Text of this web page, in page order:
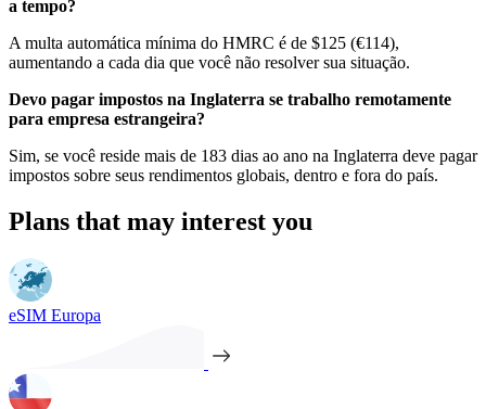
a tempo?
A multa automática mínima do HMRC é de $125 (€114),
aumentando a cada dia que você não resolver sua situação.
Devo pagar impostos na Inglaterra se trabalho remotamente
para empresa estrangeira?
Sim, se você reside mais de 183 dias ao ano na Inglaterra deve pagar
impostos sobre seus rendimentos globais, dentro e fora do país.
Plans that may interest you
eSIM Europa